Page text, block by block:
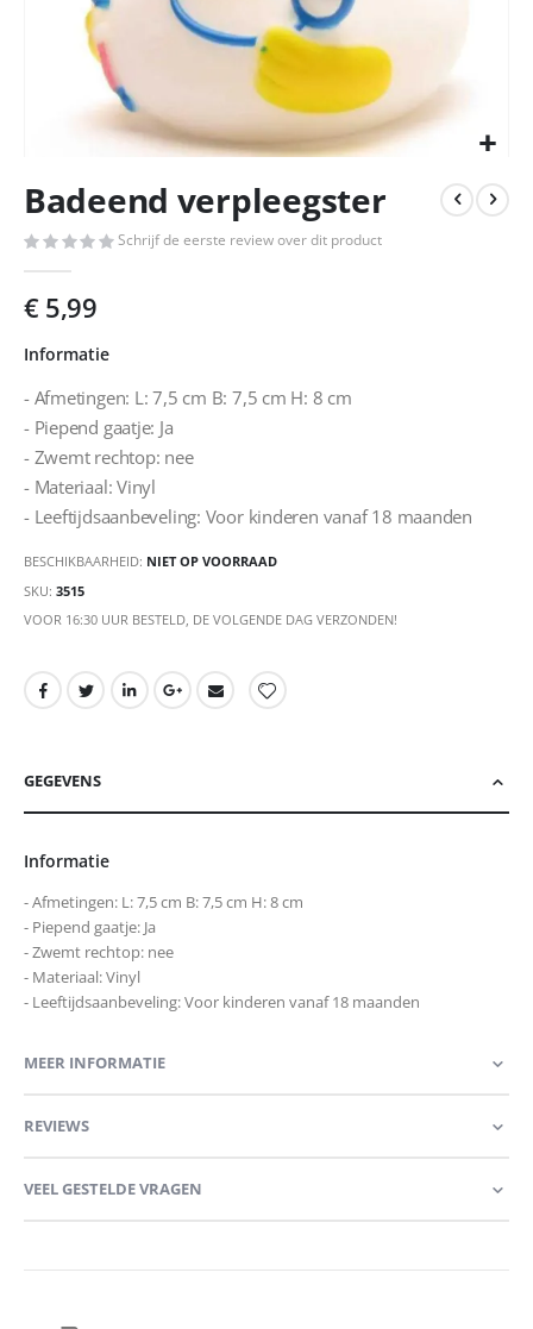
naar
het
begin
van
afbeeldingen-
Badeend verpleegster
Schrijf de eerste review over dit product
€ 5,99
Informatie
- Afmetingen: L: 7,5 cm B: 7,5 cm H: 8 cm
- Piepend gaatje: Ja
- Zwemt rechtop: nee
- Materiaal: Vinyl
- Leeftijdsaanbeveling: Voor kinderen vanaf 18 maanden
BESCHIKBAARHEID: NIET OP VOORRAAD
SKU 3515
VOOR 16:30 UUR BESTELD, DE VOLGENDE DAG VERZONDEN!
GEGEVENS
Informatie
- Afmetingen: L: 7,5 cm B: 7,5 cm H: 8 cm
- Piepend gaatje: Ja
- Zwemt rechtop: nee
- Materiaal: Vinyl
- Leeftijdsaanbeveling: Voor kinderen vanaf 18 maanden
MEER INFORMATIE
REVIEWS
VEEL GESTELDE VRAGEN